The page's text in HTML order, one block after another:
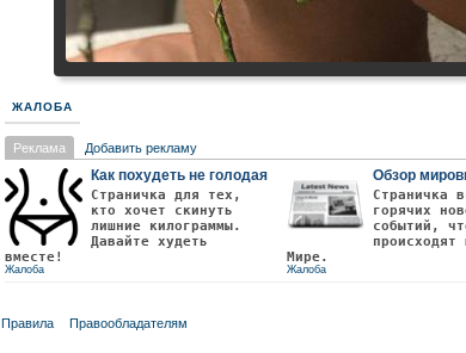
ЖАЛОБА
Реклама Добавить рекламу
Как похудеть не голодая
Страничка для тех,
кто хочет скинуть
лишние килограммы.
Давайте худеть
вместе!
Жалоба
Обзор
Страничка
горячих
событий,
происходят
Мире.
Жалоба
Правила Правообладателям